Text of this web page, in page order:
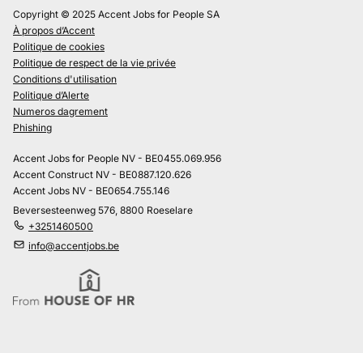
Copyright © 2025 Accent Jobs for People SA
À propos d’Accent
Politique de cookies
Politique de respect de la vie privée
Conditions d'utilisation
Politique d’Alerte
Numeros dagrement
Phishing
Accent Jobs for People NV - BE0455.069.956
Accent Construct NV - BE0887.120.626
Accent Jobs NV - BE0654.755.146
Beversesteenweg 576, 8800 Roeselare
+3251460500
info@accentjobs.be